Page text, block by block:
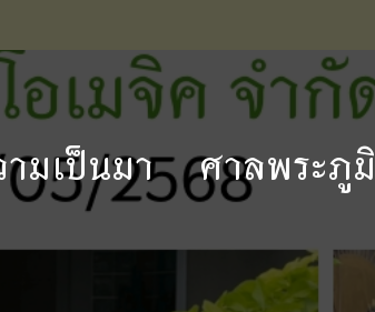
มเป็นมา ศาลพระภูมิ